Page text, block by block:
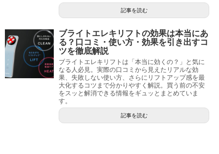
記事を読む
ブライトエレキリフトの効果は本当にあ
る？口コミ・使い方・効果を引き出すコ
ツを徹底解説
ブライトエレキリフトは「本当に効くの？」と気に
なる人必見。実際の口コミから見えたリアルな効
果、失敗しない使い方、さらにリフトアップ感を最
大化するコツまで分かりやすく解説。買う前の不安
をスッと解消できる情報をギュッとまとめていま
す。
記事を読む